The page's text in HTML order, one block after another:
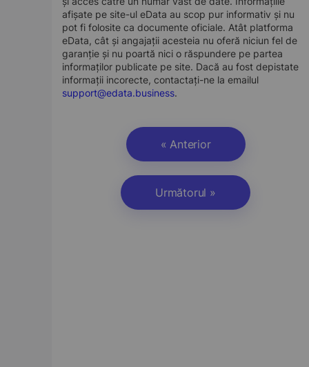
afișate pe site-ul eData au scop pur informativ și nu
pot fi folosite ca documente oficiale. Atât platforma
eData, cât și angajații acesteia nu oferă niciun fel de
garanție și nu poartă nici o răspundere pe partea
informaților publicate pe site. Dacă au fost depistate
informații incorecte, contactați-ne la emailul
support@edata.business.
« Anterior
Următorul »